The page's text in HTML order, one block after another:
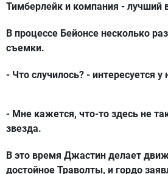
Тимберлейк и компания - лучший
В процессе Бейонсе несколько
съемки.
- Что случилось? - интересуется
- Мне кажется, что-то здесь не
звезда.
В это время Джастин делает
достойное Траволты, и гордо